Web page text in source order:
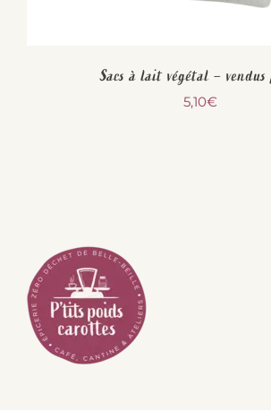
Sacs à lait végétal – vendus
5,10€